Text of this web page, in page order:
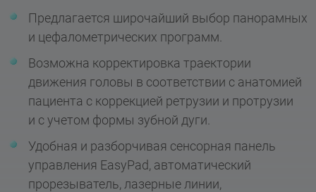
Предлагается широчайший выбор панорамных
и цефалометрических программ.
Возможна корректировка траектории
движения головы в соответствии с анатомией
пациента с коррекцией ретрузии и протрузии
и с учетом формы зубной дуги.
Удобная и разборчивая сенсорная панель
управления EasyPad, автоматический
прорезыватель, лазерные линии,